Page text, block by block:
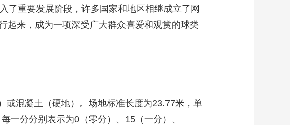
了重要发展阶段，许多国家和地区相继成立了网
起来，成为一项深受广大群众喜爱和观赏的球类
或混凝土（硬地）。场地标准长度为23.77米，单
一分分别表示为0（零分）、15（一分）、